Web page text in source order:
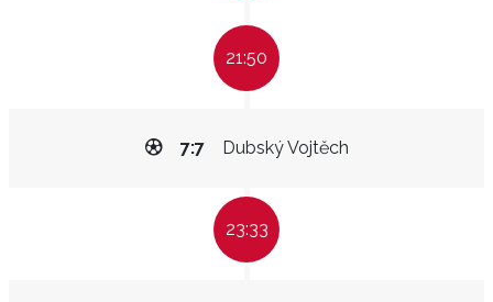
21:50
Dubský Vojtěch
7:7
23:33